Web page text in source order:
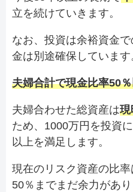
立を続けていきます。
なお、投資は余裕資金
金は別途確保しています
夫婦合計で現金比率50
夫婦合わせた総資産は現
ため、1000万円を投資
以上を満足します。
現在のリスク資産の比率
50％までまだ余力があり